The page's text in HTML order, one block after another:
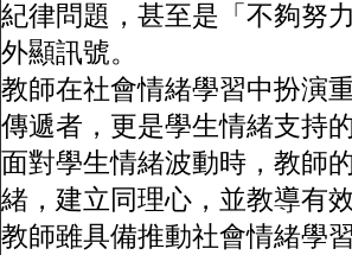
紀律問題，甚至是「不夠努
外顯訊號。
教師在社會情緒學習中扮演
傳遞者，更是學生情緒支持
面對學生情緒波動時，教師
緒，建立同理心，並教導有
教師雖具備推動社會情緒學